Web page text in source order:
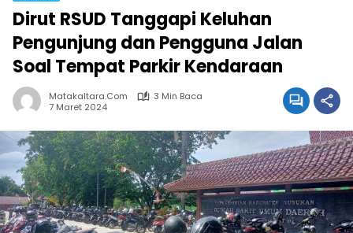
Dirut RSUD Tanggapi Keluhan
Pengunjung dan Pengguna Jalan
Soal Tempat Parkir Kendaraan
Matakaltara.com
3 Min Baca
7 Maret 2024